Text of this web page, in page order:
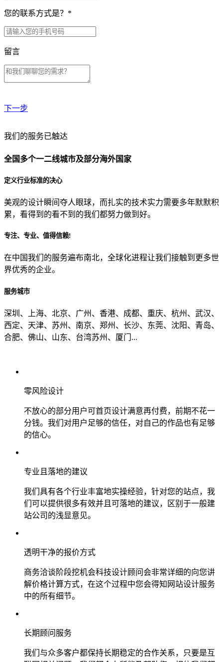
您的联系方式是？ *
留言
下一步
贵公司预算范围是？
贵公司的团队规模是？
目前主要的营销渠道是？
我们的服务已触达
全国多个一二线城市及部分海外国家
定义行业标准的决心
美观的设计瞬间夺人眼球，而扎实的技术实力需要多年默默积
累，看得到的看不到的我们都努力做到好。
专注、专业、值得信赖!
在中国我们的服务遍布南北，全球化进程让我们接触到更多世
界优秀的企业。
服务城市
深圳、上海、北京、广州、香港、成都、重庆、杭州、武汉、
西定、天津、苏州、南京、郑州、长沙、东莞、沈阳、青岛、
合肥、佛山、山东、台湾苏州、厦门...
零风险设计
不放心的部分用户可首页设计满意再付费，前期不花一
分钱。我们对用户足够的信任，对自己的作品也有足够
的信心。
专业且落地的建议
我们具有各个行业丰富地实操经验，针对您的站点，我
们可以提供很多有效并且可落地的建议，区别于一般建
站公司的浅显意见。
透明干净的报价方式
商务洽谈阶段挖机会科技设计顾问会非常详细的向您讲
解价格计算方式，在这个过程中您会得知网站设计服务
中的所有细节。
长期顾问服务
我们与众多客户都保持长期稳定的合作关系，只要是互